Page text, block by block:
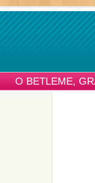
O BETLEME,